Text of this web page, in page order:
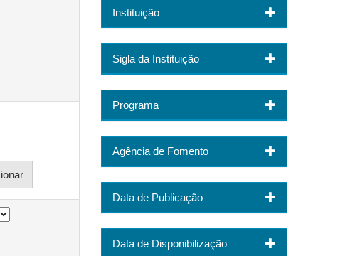
Instituição
Sigla da Instituição
Programa
Agência de Fomento
Data de Publicação
Data de Disponibilização